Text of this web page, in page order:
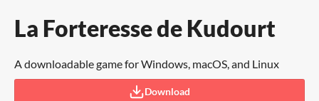
La Forteresse de Kudourt
A downloadable game for Windows, macOS, and Linux
Download